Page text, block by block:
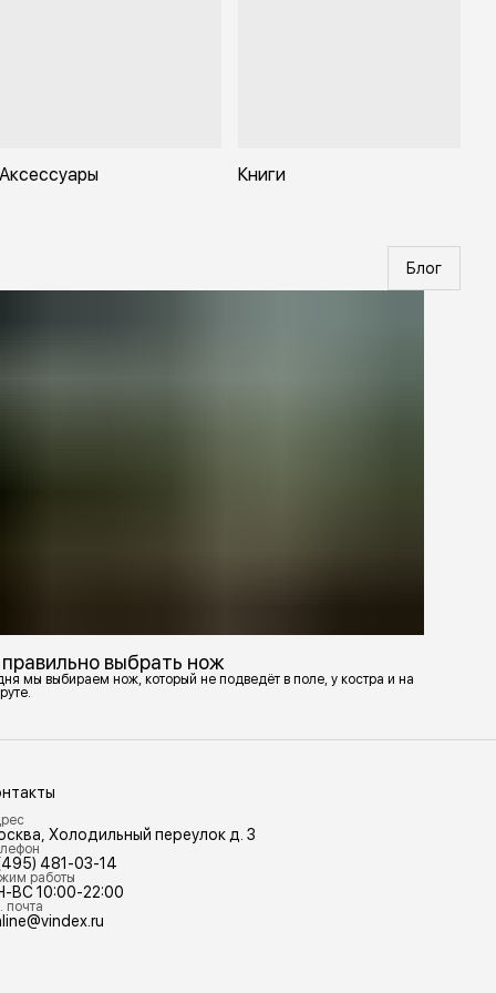
Аксессуары Книги
Блог
выбрать нож
мы выбираем нож, который не подведёт в поле, у костра и на
Холодильный переулок д. 3
481-03-14
работы
ВС 10:00-22:00
почта